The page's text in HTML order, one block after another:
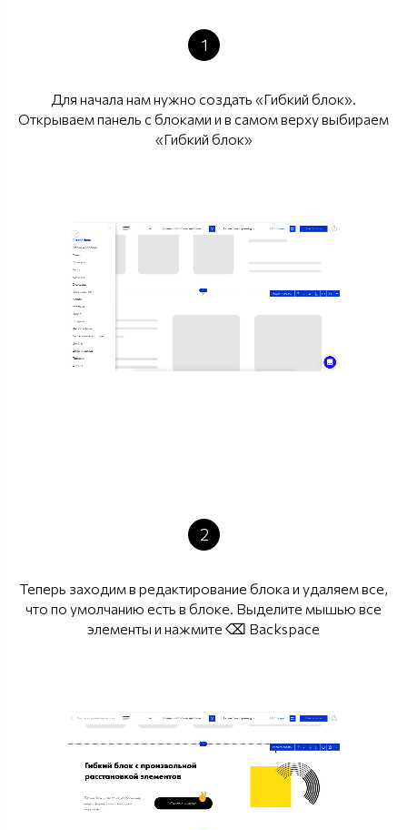
1
Для начала нам нужно создать «Гибкий блок».
Открываем панель с блоками и в самом верху выбираем
«Гибкий блок»
2
Теперь заходим в редактирование блока и удаляем все,
что по умолчанию есть в блоке. Выделите мышью все
элементы и нажмите ⌫ Backspace